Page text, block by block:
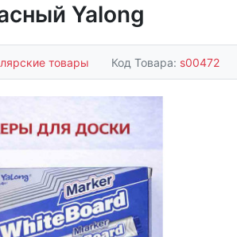
Yalong
товары Код Товара: s00472